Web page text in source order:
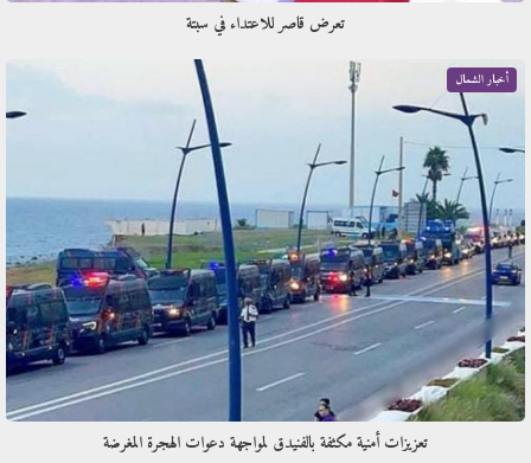
تعرض قاصر للاعتداء في سبتة
أخبار الشمال
تعزيزات أمنية مكثفة بالفنيدق لمواجهة دعوات الهجرة المغرضة